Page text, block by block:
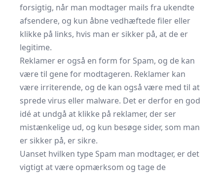
forsigtig, når man modtager mails fra ukendte
afsendere, og kun åbne vedhæftede filer eller
klikke på links, hvis man er sikker på, at de er
legitime.
Reklamer er også en form for Spam, og de kan
være til gene for modtageren. Reklamer kan
være irriterende, og de kan også være med til at
sprede virus eller malware. Det er derfor en god
idé at undgå at klikke på reklamer, der ser
mistænkelige ud, og kun besøge sider, som man
er sikker på, er sikre.
Uanset hvilken type Spam man modtager, er det
vigtigt at være opmærksom og tage de